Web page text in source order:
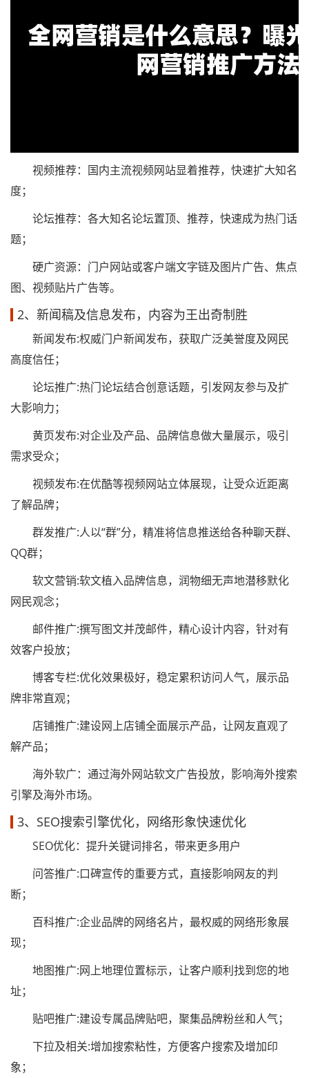
视频推荐：国内主流视频网站显着推荐，快速扩大知名
度；
论坛推荐：各大知名论坛置顶、推荐，快速成为热门话
题；
硬广资源：门户网站或客户端文字链及图片广告、焦点
图、视频贴片广告等。
2、新闻稿及信息发布，内容为王出奇制胜
新闻发布:权威门户新闻发布，获取广泛美誉度及网民
高度信任；
论坛推广:热门论坛结合创意话题，引发网友参与及扩
大影响力；
黄页发布:对企业及产品、品牌信息做大量展示，吸引
需求受众；
视频发布:在优酷等视频网站立体展现，让受众近距离
了解品牌；
群发推广:人以“群”分，精准将信息推送给各种聊天群、
QQ群；
软文营销:软文植入品牌信息，润物细无声地潜移默化
网民观念；
邮件推广:撰写图文并茂邮件，精心设计内容，针对有
效客户投放；
博客专栏:优化效果极好，稳定累积访问人气，展示品
牌非常直观；
店铺推广:建设网上店铺全面展示产品，让网友直观了
解产品；
海外软广：通过海外网站软文广告投放，影响海外搜索
引擎及海外市场。
3、SEO搜索引擎优化，网络形象快速优化
SEO优化：提升关键词排名，带来更多用户
问答推广:口碑宣传的重要方式，直接影响网友的判
断；
百科推广:企业品牌的网络名片，最权威的网络形象展
现；
地图推广:网上地理位置标示，让客户顺利找到您的地
址；
贴吧推广:建设专属品牌贴吧，聚集品牌粉丝和人气；
下拉及相关:增加搜索粘性，方便客户搜索及增加印
象；